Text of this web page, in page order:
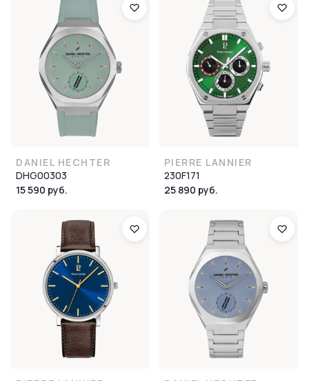
DANIEL HECHTER
DHG00303
15 590 руб.
PIERRE LANNIER
230F171
25 890 руб.